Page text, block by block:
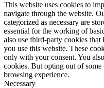
This website uses cookies to
navigate through the website.
categorized as necessary are
essential for the working of
also use third-party cookies
you use this website. These
only with your consent. You
cookies. But opting out of
browsing experience.
Necessary